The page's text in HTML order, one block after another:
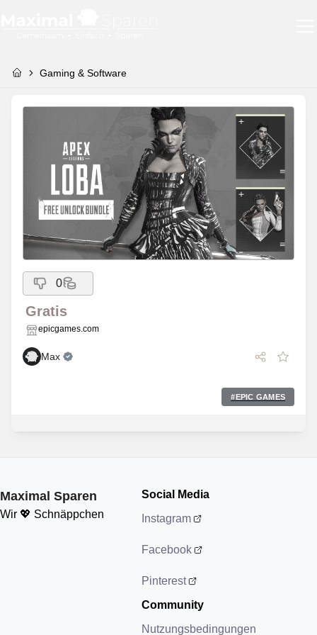
Gaming & Software
0
Gratis
epicgames.com
Max
# EPIC GAMES
Maximal Sparen
Wir 💖 Schnäppchen
Social Media
Instagram
Facebook
Pinterest
Community
Nutzungsbedingungen